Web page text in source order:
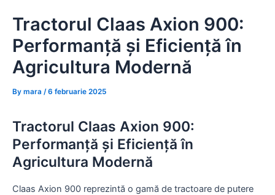
content
Tractorul Claas Axion 900:
Performanță și Eficiență în
Agricultura Modernă
By mara /6 februarie 2025
Tractorul Claas Axion 900:
Performanță și Eficiență în
Agricultura Modernă
Claas Axion 900 reprezintă o gamă de tractoare de putere